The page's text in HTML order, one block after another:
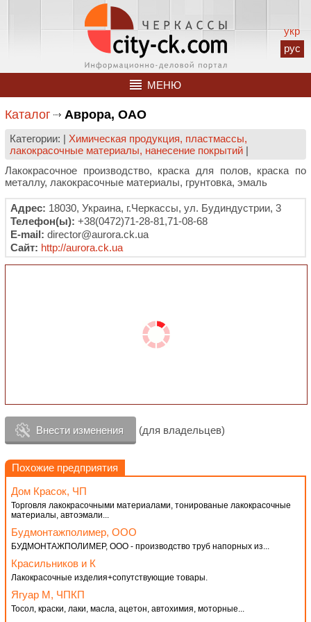
укр
рус
МЕНЮ
Каталог Аврора, ОАО
Категории: | Химическая продукция, пластмассы,
лакокрасочные материалы, нанесение покрытий |
Лакокрасочное производство, краска для полов, краска по
металлу, лакокрасочные материалы, грунтовка, эмаль
Адрес: 18030, Украина, г.Черкассы, ул. Будиндустрии, 3
Телефон(ы): +38(0472)71-28-81,71-08-68
E-mail: director@aurora.ck.ua
Сайт: http://aurora.ck.ua
Внести изменения (для владельцев)
Похожие предприятия
Дом Красок, ЧП
Торговля лакокрасочными материалами, тонированые лакокрасочные
материалы, автоэмали...
Будмонтажполимер, ООО
БУДМОНТАЖПОЛИМЕР, ООО - производство труб напорных из...
Красильников и К
Лакокрасочные изделия+сопутствующие товары.
Ягуар М, ЧПКП
Тосол, краски, лаки, масла, ацетон, автохимия, моторные...